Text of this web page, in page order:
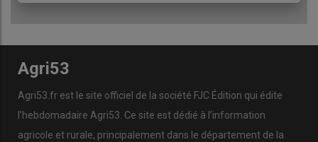
Agri53
Agri53.fr est le site officiel de la société FJC Édition qui édite
l’hebdomadaire Agri53. Ce site est dédié à l’information
agricole et rurale, principalement dans le département de la